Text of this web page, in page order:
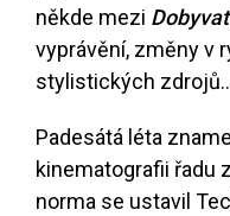
někde mezi
vyprávění, změny v
stylistických
Padesátá léta
kinematografii řadu
norma se ustavil